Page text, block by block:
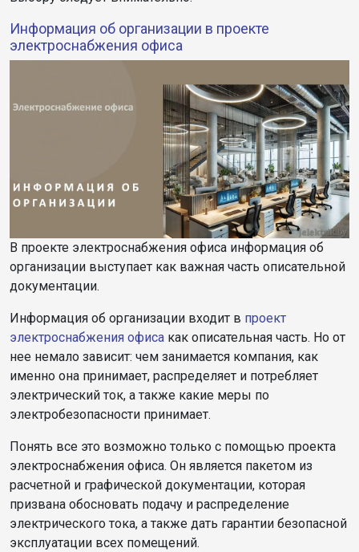
Информация об организации в проекте
электроснабжения офиса
В проекте электроснабжения офиса информация об
организации выступает как важная часть описательной
документации.
Информация об организации входит в проект
электроснабжения офиса как описательная часть. Но от
нее немало зависит: чем занимается компания, как
именно она принимает, распределяет и потребляет
электрический ток, а также какие меры по
электробезопасности принимает.
Понять все это возможно только с помощью проекта
электроснабжения офиса. Он является пакетом из
расчетной и графической документации, которая
призвана обосновать подачу и распределение
электрического тока, а также дать гарантии безопасной
эксплуатации всех помещений.